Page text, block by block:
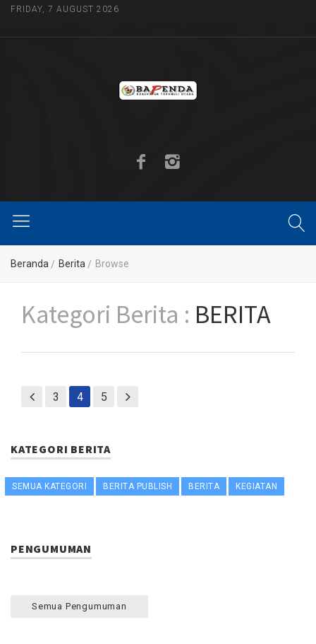
FRIDAY, 7 AUGUST 2026
Beranda Berita Browse
Kategori Berita : BERITA
3 4 5
KATEGORI BERITA
SEMUA KATEGORI BERITA PUBLISH BERITA KEGIATAN
PENGUMUMAN
Semua Pengumuman